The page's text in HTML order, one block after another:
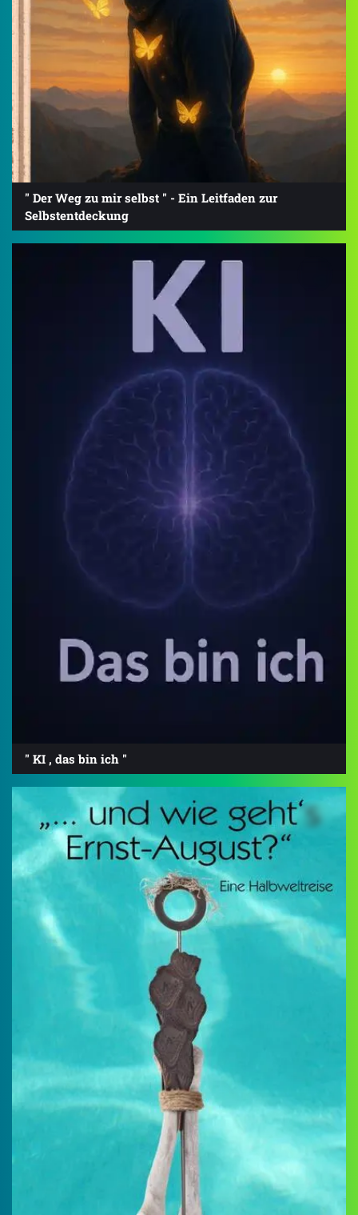
" Der Weg zu mir selbst " - Ein Leitfaden zur
Selbstentdeckung
" KI , das bin ich "